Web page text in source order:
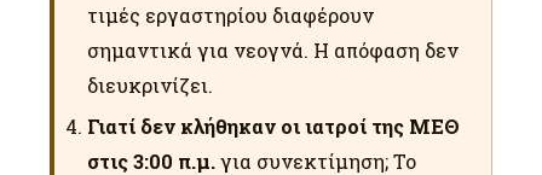
τιμές εργαστηρίου διαφέρουν
σημαντικά για νεογνά. Η απόφαση δεν
διευκρινίζει.
Γιατί δεν κλήθηκαν οι ιατροί της ΜΕΘ
στις 3:00 π.μ.για συνεκτίμηση; Το